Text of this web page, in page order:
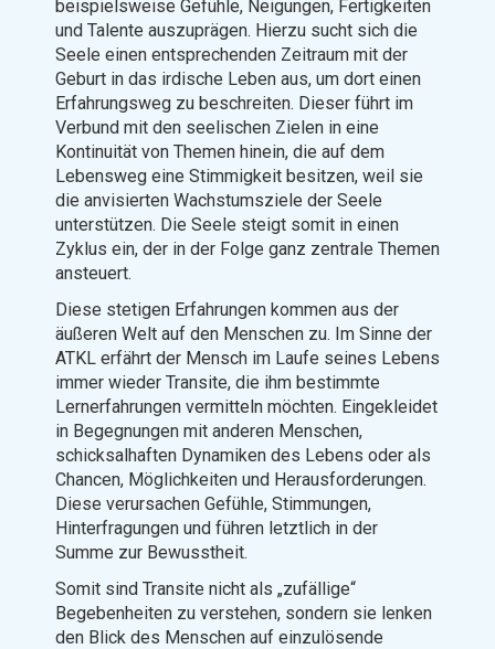
beispielsweise Gefühle, Neigungen, Fertigkeiten
und Talente auszuprägen. Hierzu sucht sich die
Seele einen entsprechenden Zeitraum mit der
Geburt in das irdische Leben aus, um dort einen
Erfahrungsweg zu beschreiten. Dieser führt im
Verbund mit den seelischen Zielen in eine
Kontinuität von Themen hinein, die auf dem
Lebensweg eine Stimmigkeit besitzen, weil sie
die anvisierten Wachstumsziele der Seele
unterstützen. Die Seele steigt somit in einen
Zyklus ein, der in der Folge ganz zentrale Themen
ansteuert.
Diese stetigen Erfahrungen kommen aus der
äußeren Welt auf den Menschen zu. Im Sinne der
ATKL erfährt der Mensch im Laufe seines Lebens
immer wieder Transite, die ihm bestimmte
Lernerfahrungen vermitteln möchten. Eingekleidet
in Begegnungen mit anderen Menschen,
schicksalhaften Dynamiken des Lebens oder als
Chancen, Möglichkeiten und Herausforderungen.
Diese verursachen Gefühle, Stimmungen,
Hinterfragungen und führen letztlich in der
Summe zur Bewusstheit.
Somit sind Transite nicht als „zufällige“
Begebenheiten zu verstehen, sondern sie lenken
den Blick des Menschen auf einzulösende